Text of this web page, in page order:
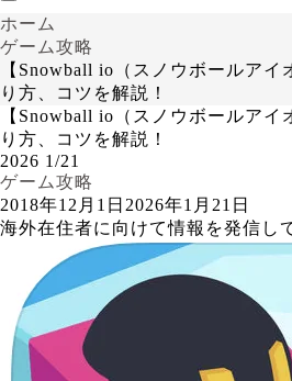
ホーム
ゲーム攻略
【Snowball io（スノウボールア
り方、コツを解説！
【Snowball io（スノウボールア
り方、コツを解説！
2026 1/21
ゲーム攻略
2018年12月1日 2026年1月21日
海外在住者に向けて情報を発信し